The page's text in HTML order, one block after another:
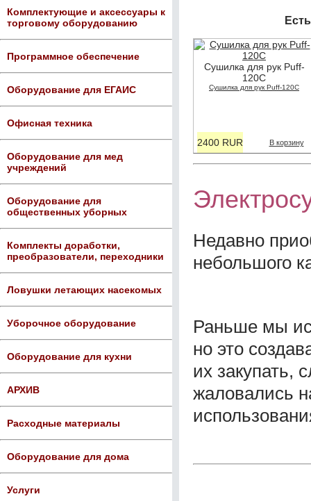
Комплектующие и аксессуары к
торговому оборудованию
Программное обеспечение
Оборудование для ЕГАИС
Офисная техника
Оборудование для мед
учреждений
Оборудование для
общественных уборных
Комплекты доработки,
преобразователи, переходники
Ловушки летающих насекомых
Уборочное оборудование
Оборудование для кухни
АРХИВ
Расходные материалы
Оборудование для дома
Услуги
Сушилка для рук Puff-
120С
Сушилка для рук Puff-120С
2400 RUR В корзину
Недавно
небольшого
Раньше мы
но это
их закупать,
жаловались